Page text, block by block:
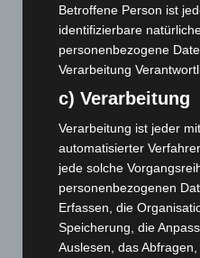
8. August 2026
A2: Zweite Turbobaustelle
und Bothfeld
Niedersachsen:
Waldbrandeinsatz aus
7. August 2026
Hannover: Erste
entdeckt
7. August 2026
Betroffene Person ist
identifizierbare
personenbezogene
Verarbeitung
c) Verarbeitung
Verarbeitung ist jeder
automatisierter
jede solche
personenbezogenen
Erfassen, die
Speicherung, die
Auslesen, das